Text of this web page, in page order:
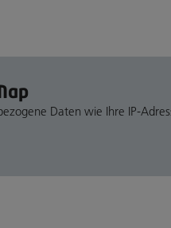
Daten wie Ihre IP-